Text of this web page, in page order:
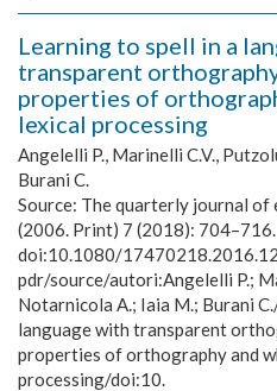
Learning to spell in a
transparent
properties of
lexical processing
Angelelli P., Marinelli C.V.,
Burani C.
Source: The quarterly journal of
(2006. Print) 7 (2018): 704–716.
doi:10.1080/
pdr/source/autori:Angelelli P.;
Notarnicola A.; Iaia M.; Burani
language with transparent
properties of orthography and
processing/doi:10.